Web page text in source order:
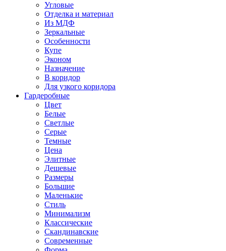
Угловые
Отделка и материал
Из МДФ
Зеркальные
Особенности
Купе
Эконом
Назначение
В коридор
Для узкого коридора
Гардеробные
Цвет
Белые
Светлые
Серые
Темные
Цена
Элитные
Дешевые
Размеры
Большие
Маленькие
Стиль
Минимализм
Классические
Скандинавские
Современные